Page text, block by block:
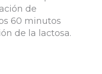
de
60 minutos
de la lactosa.